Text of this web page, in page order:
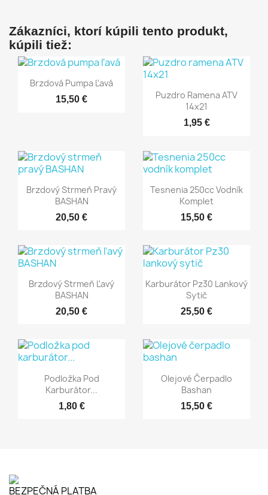
Zákazníci, ktorí kúpili tento produkt,
kúpili tiež:
Rýchly náhľad
Brzdová Pumpa Ľavá
15,50 € Rýchly náhľad
Puzdro Ramena ATV
14x21
1,95 €
Rýchly náhľad
Brzdový Strmeň Pravý
BASHAN
20,50 €
Rýchly náhľad
Tesnenia 250cc Vodník
Komplet
15,50 €
Rýchly náhľad
Brzdový Strmeň Ľavý
BASHAN
20,50 €
Rýchly náhľad
Karburátor Pz30 Lankový
Sytič
25,50 €
Rýchly náhľad
Podložka Pod
Karburátor...
1,80 €
Rýchly náhľad
Olejové Čerpadlo
Bashan
15,50 €
BEZPEČNÁ PLATBA